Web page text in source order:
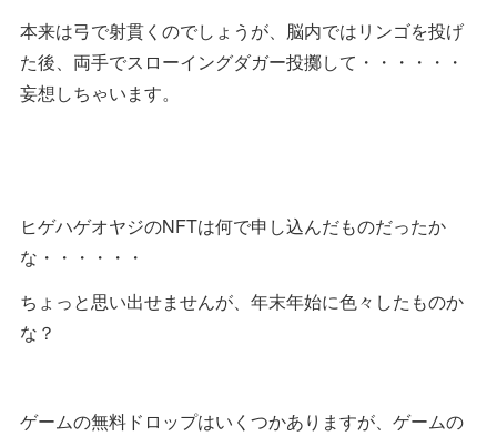
本来は弓で射貫くのでしょうが、脳内ではリンゴを投げ
た後、両手でスローイングダガー投擲して・・・・・・
妄想しちゃいます。
ヒゲハゲオヤジのNFTは何で申し込んだものだったか
な・・・・・・
ちょっと思い出せませんが、年末年始に色々したものか
な？
ゲームの無料ドロップはいくつかありますが、ゲームの